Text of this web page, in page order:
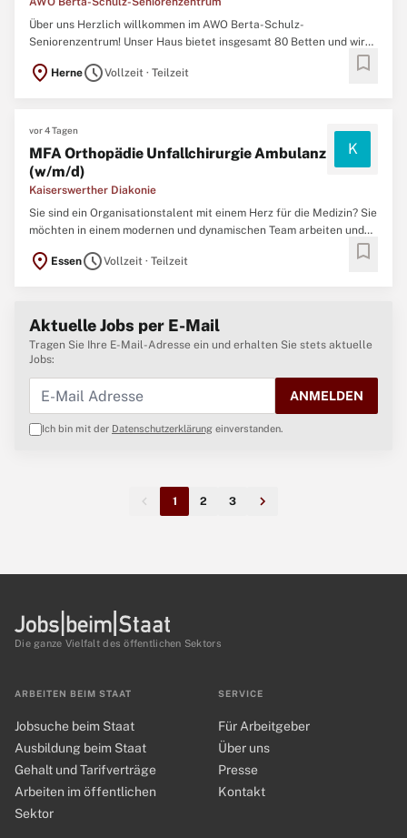
Über uns Herzlich willkommen im AWO Berta-Schulz-
Seniorenzentrum! Unser Haus bietet insgesamt 80 Betten und wird
Unsere Einrichtung ist eng in ein starkes soziales Netz in unserer
location_on HernescheduleVollzeit · Teilzeit bookmark
vor 4 Tagen
MFA Orthopädie Unfallchirurgie Ambulanz
(w/m/d)
Kaiserswerther Diakonie
K
Sie sind ein Organisationstalent mit einem Herz für die Medizin? Sie
möchten in einem modernen und dynamischen Team arbeiten und
dazu beitragen, die bestmögliche Versorgung für unsere Patienten
im Florence-Nightingale-Krankenhaus zu gewährleisten? Dann sind
location_on EssenscheduleVollzeit · Teilzeit bookmark
Aktuelle Jobs per E-Mail
Tragen Sie Ihre E-Mail-Adresse ein und erhalten Sie stets aktuelle
Jobs:
ANMELDEN
Ich bin mit der Datenschutzerklärung einverstanden.
1 2 3
Die ganze Vielfalt des öffentlichen Sektors
ARBEITEN BEIM STAAT
Jobsuche beim Staat
Ausbildung beim Staat
Gehalt und Tarifverträge
Arbeiten im öffentlichen
Sektor
SERVICE
Für Arbeitgeber
Über uns
Presse
Kontakt